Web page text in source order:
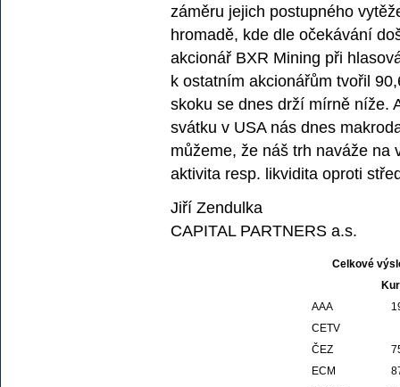
záměru jejich postupného
hromadě, kde dle očekávání
akcionář BXR Mining při
k ostatním akcionářům tvořil
skoku se dnes drží mírně níže.
svátku v USA nás dnes
můžeme, že náš trh naváže
aktivita resp. likvidita oproti
Jiří Zendulka
CAPITAL PARTNERS a.s.
Celkové
AAA
CETV
ČEZ
ECM